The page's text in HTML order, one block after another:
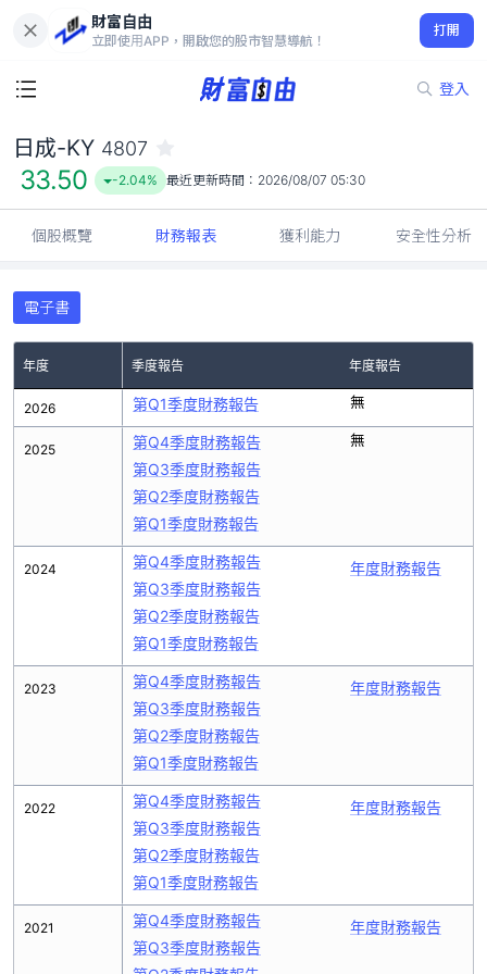
財富自由
立即使用APP，開啟您的股市智慧導航！
打開
登入
33.50
-2.04%
日成-KY 4807
33.50 -2.04% 最近更新時間： 2026/08/07 05:30
個股概覽 財務報表 獲利能力 安全性分析
電子書
年度 季度報告 年度報告
2026
2025
2024
2023
2022
2021
第Q1季度財務報告 無
第Q4季度財務報告
第Q3季度財務報告
第Q2季度財務報告
第Q1季度財務報告
無
第Q4季度財務報告
第Q3季度財務報告
第Q2季度財務報告
第Q1季度財務報告
年度財務報告
第Q4季度財務報告
第Q3季度財務報告
第Q2季度財務報告
第Q1季度財務報告
年度財務報告
第Q4季度財務報告
第Q3季度財務報告
第Q2季度財務報告
第Q1季度財務報告
年度財務報告
第Q4季度財務報告
第Q3季度財務報告
年度財務報告